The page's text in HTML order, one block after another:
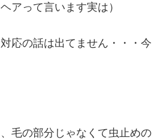
アって言います実は）
応の話は出てません・・・今
毛の部分じゃなくて虫止めの